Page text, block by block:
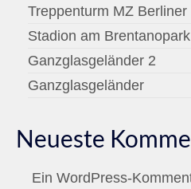
Treppenturm MZ
Stadion am Brentanopark
Ganzglasgeländer 2
Ganzglasgeländer
Neueste
Ein WordPress-